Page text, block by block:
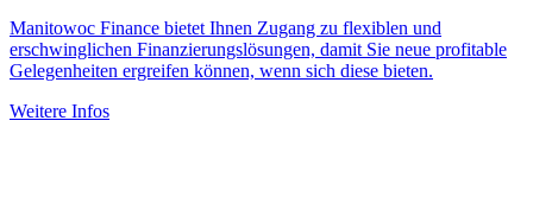
Manitowoc Finance bietet Ihnen Zugang zu flexiblen und
erschwinglichen Finanzierungslösungen, damit Sie neue profitable
Gelegenheiten ergreifen können, wenn sich diese bieten.
Weitere Infos